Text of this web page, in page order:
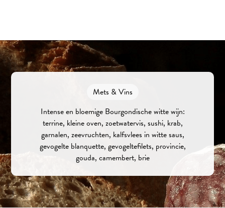
Mets & Vins
Intense en bloemige Bourgondische witte wijn:
terrine, kleine oven, zoetwatervis, sushi, krab,
garnalen, zeevruchten, kalfsvlees in witte saus,
gevogelte blanquette, gevogeltefilets, provincie,
gouda, camembert, brie